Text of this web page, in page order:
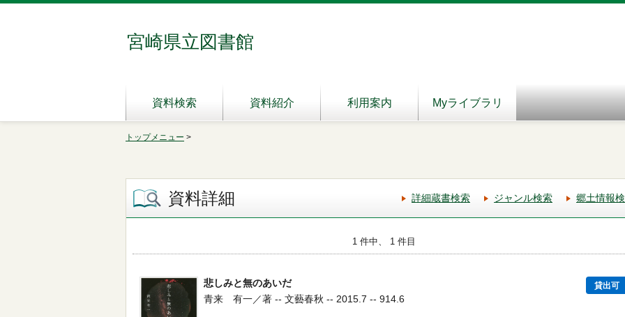
宮崎県立図書館
資料検索 資料紹介 利用案内 Myライブラリ
トップメニュー >
資料詳細 詳細蔵書検索 ジャンル検索 郷土情報
1 件中、 1 件目
悲しみと無のあいだ 貸出可
青来 有一／著 -- 文藝春秋 -- 2015.7 -- 914.6